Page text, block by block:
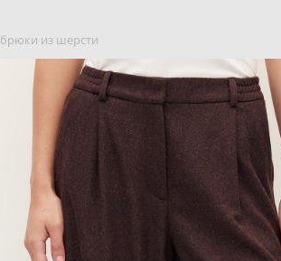
брюки из шерсти